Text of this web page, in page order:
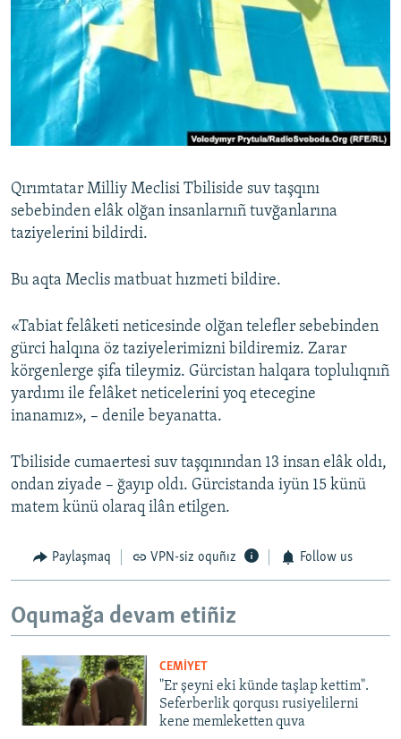
BLOGLAR
Русский
Українською
Qırımtatar Milliy Meclisi Tbiliside suv taşqını
sebebinden elâk olğan insanlarnıñ tuvğanlarına
taziyelerini bildirdi.
Bu aqta Meclis matbuat hızmeti bildire.
«Tabiat felâketi neticesinde olğan telefler sebebinden
gürci halqına öz taziyelerimizni bildiremiz. Zarar
körgenlerge şifa tileymiz. Gürcistan halqara toplulıqnıñ
yardımı ile felâket neticelerini yoq etecegine
inanamız», – denile beyanatta.
Tbiliside cumaertesi suv taşqınından 13 insan elâk oldı,
ondan ziyade – ğayıp oldı. Gürcistanda iyün 15 künü
matem künü olaraq ilân etilgen.
Paylaşmaq VPN-siz oquñız Follow us
Oqumağa devam etiñiz
CEMİYET
"Er şeyni eki künde taşlap kettim".
Seferberlik qorqusı rusiyelilerni
kene memleketten quva